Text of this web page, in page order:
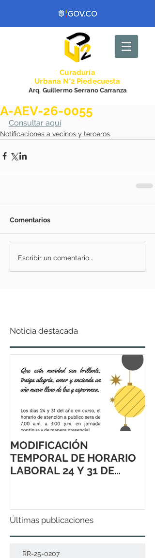
Curaduría
Urbana N°2 Piedecuesta
Arq. Guillermo Serrano Carranza
A-AEV-26-0055
Consultar aquí
Notificaciones a vecinos y terceros
Comentarios
Escribir un comentario...
Noticia destacada
MODIFICACIÓN
TEMPORAL DE HORARIO
LABORAL 24 Y 31 DE
Últimas publicaciones
RR-25-0207